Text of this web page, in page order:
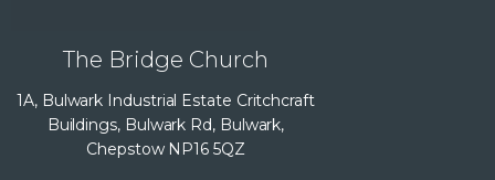
The Bridge Church
1A, Bulwark Industrial Estate Critchcraft
Buildings, Bulwark Rd, Bulwark,
Chepstow NP16 5QZ